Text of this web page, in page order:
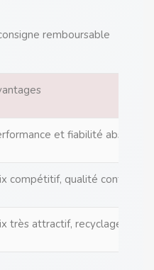
remboursable
et fiabilité absolue
compétitif, qualité contrôlée
très attractif, recyclage